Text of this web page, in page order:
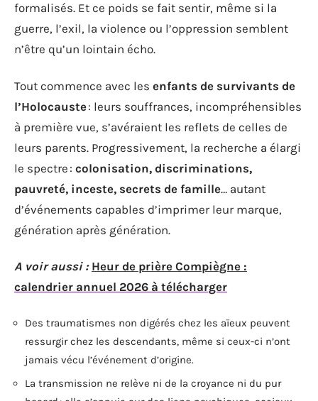
formalisés. Et ce poids se fait sentir, même si la
guerre, l’exil, la violence ou l’oppression semblent
n’être qu’un lointain écho.
Tout commence avec les enfants de survivants de
l’Holocauste: leurs souffrances, incompréhensibles
à première vue, s’avéraient les reflets de celles de
leurs parents. Progressivement, la recherche a élargi
le spectre : colonisation, discriminations,
pauvreté, inceste, secrets de famille… autant
d’événements capables d’imprimer leur marque,
génération après génération.
A voir aussi : Heur de prière Compiègne :
calendrier annuel 2026 à télécharger
Des traumatismes non digérés chez les aïeux peuvent
ressurgir chez les descendants, même si ceux-ci n’ont
jamais vécu l’événement d’origine.
La transmission ne relève ni de la croyance ni du pur